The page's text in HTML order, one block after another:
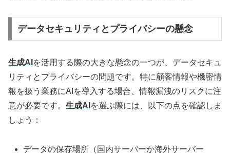
データセキュリティとプライバシーの懸念
生成AI を活用する際の大きな懸念の一つが、データセキュ
リティとプライバシーの問題です。特に顧客情報や機密情
報を扱う業務にAIを導入する場合、情報漏洩のリスクに注
意が必要です。 生成AI を選ぶ際には、以下の点を確認しま
しょう：
データの保存場所（国内サーバーか海外サーバー